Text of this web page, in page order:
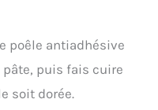
poêle antiadhésive
puis fais cuire
soit dorée.